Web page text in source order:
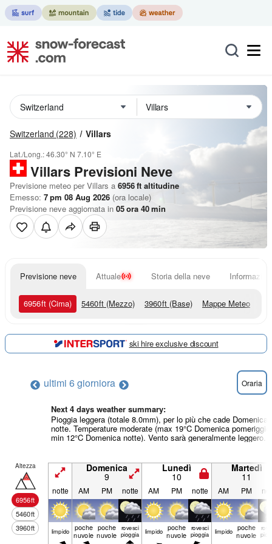
Switzerland (228) Villars
Lat./Long.:46.30° N 7.10° E
Villars Previsioni Neve
Previsione meteo per Villars a 6956ft altitudine
Emesso: 7 pm 08 Aug 2026 (ora locale)
Previsione neve aggiornata in 05ora 40min
Previsione neve Attuale Storia della neve
6956ft (Cima) 5460ft (Mezzo) 3960ft (Base) Mappe Meteo
ski hire exclusive discount
ultimi 6 giorniora Oraria
Next 4 days weather summary:
Pioggia leggera (totale 8.0mm), per lo più che cade Domenica
notte. Temperature moderate (max 19°C Domenica pomeriggio,
min 12°C Domenica notte). Vento sarà generalmente leggero.
Altezza
6956ft
5460ft
3960ft
Domenica
9
Lunedì
10
Martedì
11
notte AM PM notte AM PM notte AM PM
limp­ido poche
nuvole
poche
nuvole
rovesci
pioggia limp­ido poche
nuvole
rovesci
pioggia limp­ido poche
nuvole